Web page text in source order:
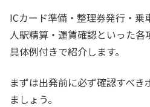
ICカード準備・整理券発行・乗
人駅精算・運賃確認といった各
具体例付きで紹介します。
まずは出発前に必ず確認すべ
ましょう。